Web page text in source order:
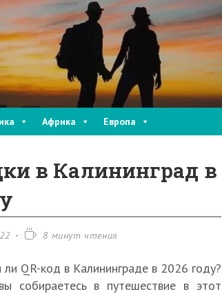
Африка Европа
в Калининград в
Время8 минут чтения
QR-код в Калининграде в 2026 году?
собираетесь в путешествие в этот